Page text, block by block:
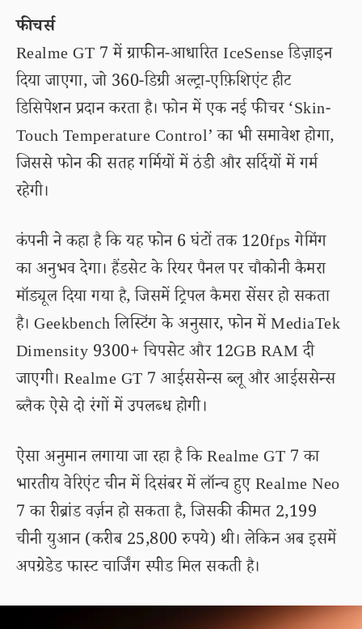
फीचर्स
Realme GT 7 में ग्राफीन-आधारित IceSense डिज़ाइन
दिया जाएगा, जो 360-डिग्री अल्ट्रा-एफ़िशिएंट हीट
डिसिपेशन प्रदान करता है। फोन में एक नई फीचर ‘Skin-
Touch Temperature Control’ का भी समावेश होगा,
जिससे फोन की सतह गर्मियों में ठंडी और सर्दियों में गर्म
रहेगी।
कंपनी ने कहा है कि यह फोन 6 घंटों तक 120fps गेमिंग
का अनुभव देगा। हैंडसेट के रियर पैनल पर चौकोनी कैमरा
मॉड्यूल दिया गया है, जिसमें ट्रिपल कैमरा सेंसर हो सकता
है। Geekbench लिस्टिंग के अनुसार, फोन में MediaTek
Dimensity 9300+ चिपसेट और 12GB RAM दी
जाएगी। Realme GT 7 आईससेन्स ब्लू और आईससेन्स
ब्लैक ऐसे दो रंगों में उपलब्ध होगी।
ऐसा अनुमान लगाया जा रहा है कि Realme GT 7 का
भारतीय वेरिएंट चीन में दिसंबर में लॉन्च हुए Realme Neo
7 का रीब्रांड वर्ज़न हो सकता है, जिसकी कीमत 2,199
चीनी युआन (करीब 25,800 रुपये) थी। लेकिन अब इसमें
अपग्रेडेड फास्ट चार्जिंग स्पीड मिल सकती है।